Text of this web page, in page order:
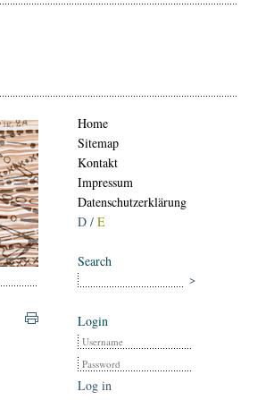
Home
Sitemap
Kontakt
Impressum
Datenschutzerklärung
D / E
Search
Login
Log in